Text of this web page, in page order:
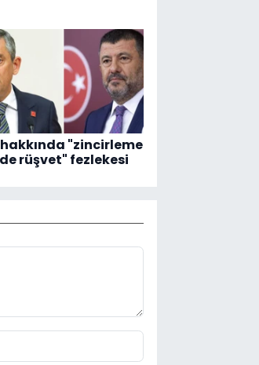
hakkında "zincirleme
rüşvet" fezlekesi